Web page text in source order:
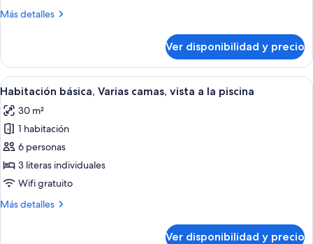
camas
Más detalles
Más
básica,
Varias
camas
Ver disponibilidad y precio
Ver
todas
las
fotos
de
Habitación
básica,
camas,
Una cama litera con escalera, una
14
Habitación básica, Varias camas, vista a la piscina
30 m²
1 habitación
6 personas
3 literas individuales
Wifi gratuito
Más detalles
Más
Ver disponibilidad y precio